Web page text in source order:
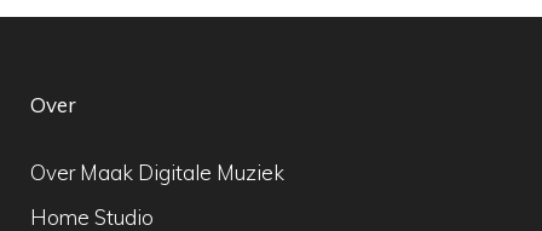
Over
Over Maak Digitale Muziek
Home Studio